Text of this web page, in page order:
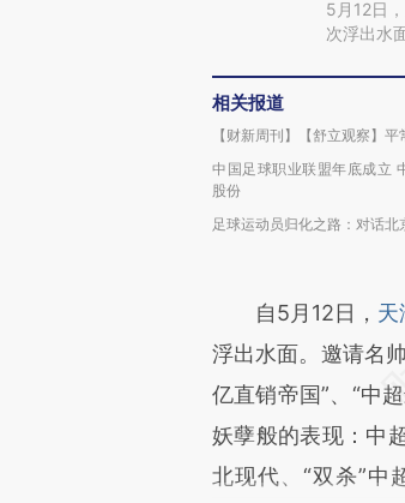
5月12日
次浮出水面
相关报道
【财新周刊】【舒立观察】
中国足球职业联盟年底成立
股份
足球运动员归化之路：对话北
自5月12日， 天
浮出水面。邀请名
亿直销帝国”、“中
妖孽般的表现：中
北现代、“双杀”中